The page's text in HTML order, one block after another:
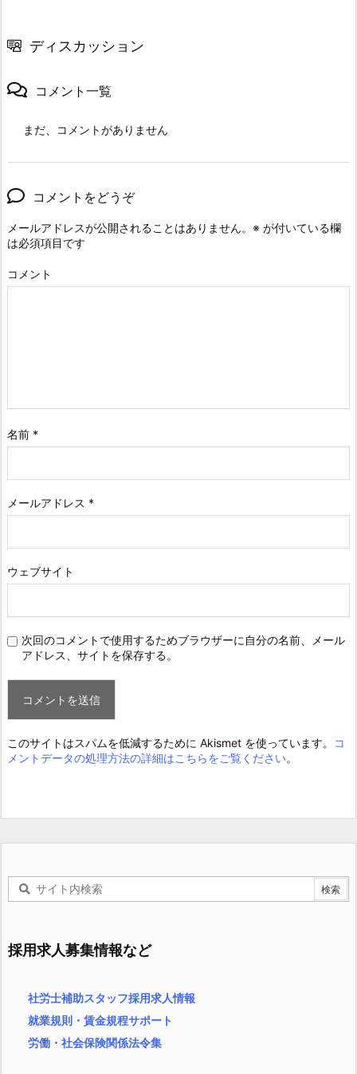
ディスカッション
コメント一覧
まだ、コメントがありません
コメントをどうぞ
メールアドレスが公開されることはありません。 ※ が付いている欄
は必須項目です
コメント
名前 *
メールアドレス *
ウェブサイト
次回のコメントで使用するためブラウザーに自分の名前、メール
アドレス、サイトを保存する。
このサイトはスパムを低減するために Akismet を使っています。
コ
メントデータの処理方法の詳細はこちらをご覧ください。
採用求人募集情報など
社労士補助スタッフ採用求人情報
就業規則・賃金規程サポート
労働・社会保険関係法令集